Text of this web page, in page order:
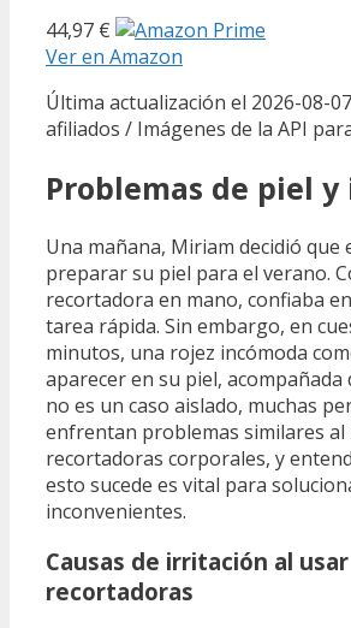
44,97 €
Ver en Amazon
Última actualización el 2026-08-
afiliados / Imágenes de la API
Problemas de piel
Una mañana, Miriam decidió que
preparar su piel para el verano.
recortadora en mano, confiaba
tarea rápida. Sin embargo, en
minutos, una rojez incómoda
aparecer en su piel, acompañada
no es un caso aislado, muchas
enfrentan problemas similares al
recortadoras corporales, y
esto sucede es vital para
inconvenientes.
Causas de irritación al usar
recortadoras